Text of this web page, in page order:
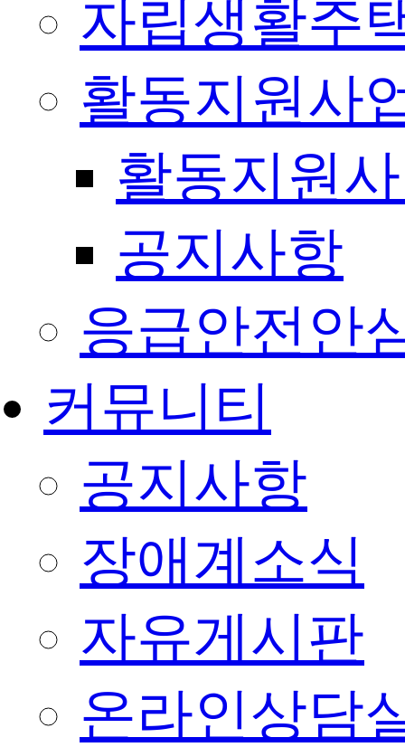
자립생활주
활동지원사
활동지원
공지사항
응급안전안
커뮤니티
공지사항
장애계소식
자유게시판
온라인상담